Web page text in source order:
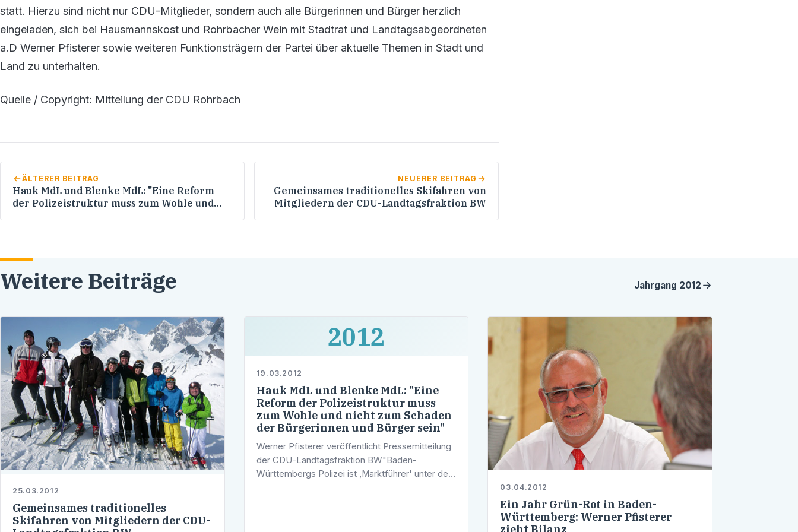
statt. Hierzu sind nicht nur CDU-Mitglieder, sondern auch alle Bürgerinnen und Bürger herzlich
eingeladen, sich bei Hausmannskost und Rohrbacher Wein mit Stadtrat und Landtagsabgeordneten
a.D Werner Pfisterer sowie weiteren Funktionsträgern der Partei über aktuelle Themen in Stadt und
Land zu unterhalten.
Quelle / Copyright: Mitteilung der CDU Rohrbach
ÄLTERER BEITRAG
Hauk MdL und Blenke MdL: "Eine Reform
der Polizeistruktur muss zum Wohle und
NEUERER BEITRAG
Gemeinsames traditionelles Skifahren von
Mitgliedern der CDU-Landtagsfraktion BW
Weitere Beiträge Jahrgang 2012
25.03.2012
Gemeinsames traditionelles
Skifahren von Mitgliedern der CDU-
2012
19.03.2012
Hauk MdL und Blenke MdL: "Eine
Reform der Polizeistruktur muss
zum Wohle und nicht zum Schaden
der Bürgerinnen und Bürger sein"
Werner Pfisterer veröffentlicht Pressemitteilung
der CDU-Landtagsfraktion BW"Baden-
Württembergs Polizei ist ,Marktführer' unter den
03.04.2012
Ein Jahr Grün-Rot in Baden-
Württemberg: Werner Pfisterer